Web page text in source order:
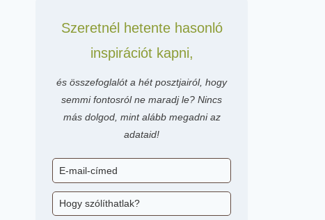
Szeretnél hetente hasonló
inspirációt kapni,
és összefoglalót a hét posztjairól, hogy
semmi fontosról ne maradj le? Nincs
más dolgod, mint alább megadni az
adataid!